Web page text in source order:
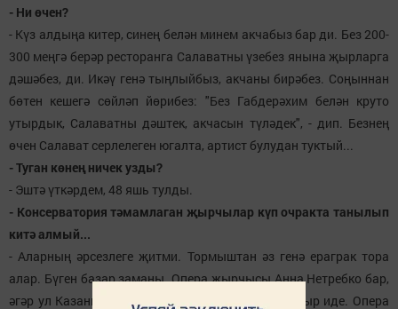
- Ни өчен?
- Күз алдыңа китер, синең белән минем акчабыз бар ди. Без 200-
300 меңгә берәр ресторанга Салаватны үзебез янына җырларга
дәшәбез, ди. Икәү генә тыңлыйбыз, акчаны бирәбез. Соңыннан
бөтен кешегә сөйләп йөрибез: "Без Габдерәхим белән круто
утырдык, Салаватны дәштек, акчасын түләдек", - дип. Безнең
өчен Салават серлелеген югалта, артист булудан туктый...
- Туган көнең ничек узды?
- Эштә үткәрдем, 48 яшь тулды.
- Консерватория тәмамлаган җырчылар күп очракта танылып
китә алмый...
- Аларның әрсезлеге җитми. Тормыштан әз генә ераграк тора
алар. Бүген базар заманы. Опера җырчысы Анна Нетребко бар,
әгәр ул Казанга килсә, ун көн буе концерт куя алыр иде. Опера